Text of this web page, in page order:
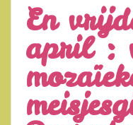
En
april :